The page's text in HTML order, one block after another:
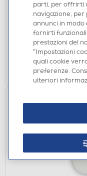
€ 29,90
Acquisto online:
Ritiro in negozio in
parti, per offrirti
navigazione,
annunci in modo
fornirti
prestazioni del
“Impostazioni
quali cookie
preferenze.
ulteriori